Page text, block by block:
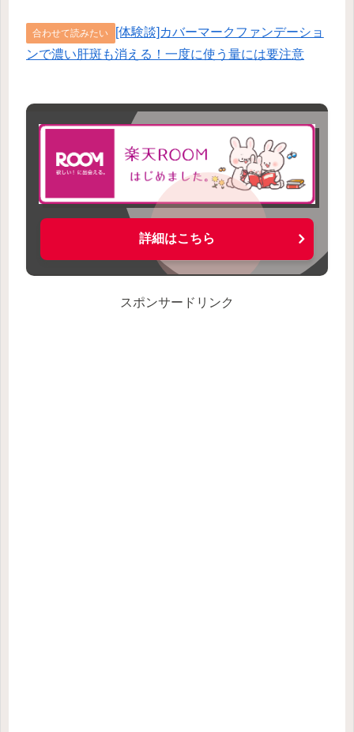
合わせて読みたい
[体験談]カバーマークファンデーショ
ンで濃い肝斑も消える！一度に使う量には要注意
詳細はこちら
スポンサードリンク